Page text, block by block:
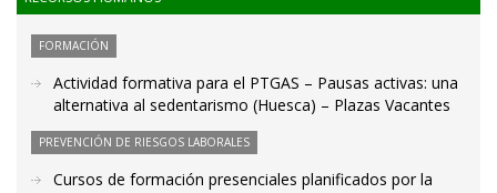
FORMACIÓN
Actividad formativa para el PTGAS – Pausas activas: una
alternativa al sedentarismo (Huesca) – Plazas Vacantes
PREVENCIÓN DE RIESGOS LABORALES
Cursos de formación presenciales planificados por la